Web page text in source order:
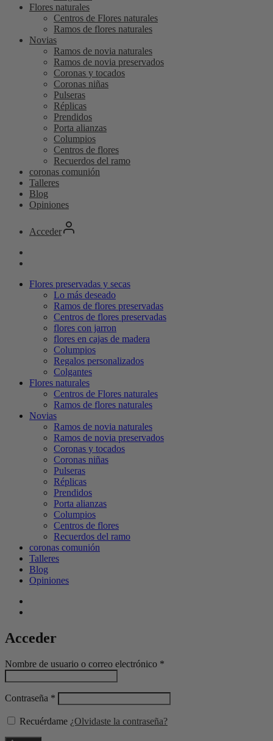
Flores naturales
Centros de Flores naturales
Ramos de flores naturales
Novias
Ramos de novia naturales
Ramos de novia preservados
Coronas y tocados
Coronas niñas
Pulseras
Réplicas
Prendidos
Porta alianzas
Columpios
Centros de flores
Recuerdos del ramo
coronas comunión
Talleres
Blog
Opiniones
Acceder
Flores preservadas y secas
Lo más deseado
Ramos de flores preservadas
Centros de flores preservadas
flores con jarron
flores en cajas de madera
Columpios
Regalos personalizados
Colgantes
Flores naturales
Centros de Flores naturales
Ramos de flores naturales
Novias
Ramos de novia naturales
Ramos de novia preservados
Coronas y tocados
Coronas niñas
Pulseras
Réplicas
Prendidos
Porta alianzas
Columpios
Centros de flores
Recuerdos del ramo
coronas comunión
Talleres
Blog
Opiniones
Acceder
Nombre de usuario o correo electrónico *
Contraseña *
Recuérdame ¿Olvidaste la contraseña?